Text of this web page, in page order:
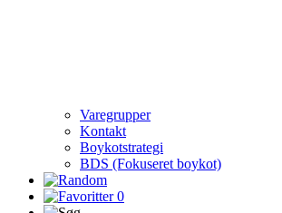
Varegrupper
Kontakt
Boykotstrategi
BDS (Fokuseret boykot)
0